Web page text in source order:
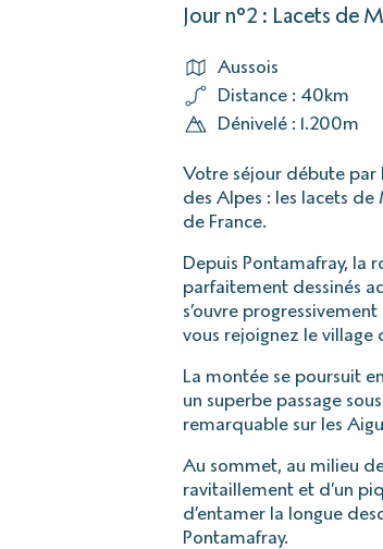
Jour n°2 : Lacets de
Aussois
Distance : 40km
Dénivelé : 1.200m
Votre séjour débute par
des Alpes : les lacets
de France.
Depuis Pontamafray, la
parfaitement dessinés
s’ouvre
vous rejoignez le village
La montée se poursuit
un superbe passage
remarquable sur les
Au sommet, au milieu
ravitaillement et d’un
d’entamer la longue
Pontamafray.